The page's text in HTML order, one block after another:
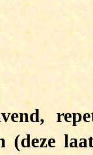
(deze